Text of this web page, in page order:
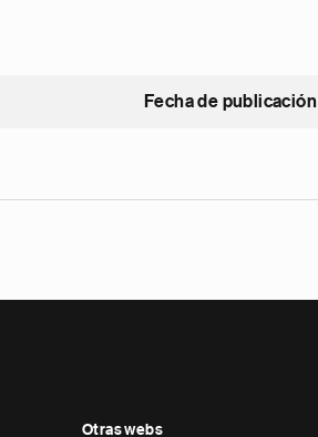
Fecha de publicación
Otras webs